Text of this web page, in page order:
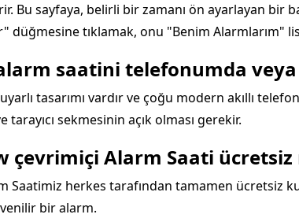
Bu sayfaya, belirli bir zamanı ön ayarlayan bir
düğmesine tıklamak, onu "Benim Alarmlarım"
saatini telefonumda
tasarımı vardır ve çoğu modern akıllı
tarayıcı sekmesinin açık olması gerekir.
çevrimiçi Alarm Saati ücretsiz
Saatimiz herkes tarafından tamamen ücretsiz
bir alarm.